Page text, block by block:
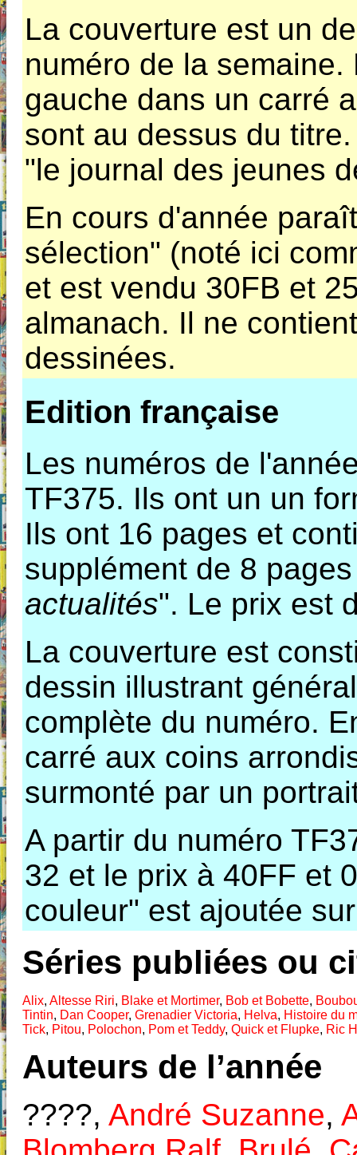
La couverture est un
numéro de la
gauche dans un carré
sont au dessus du
"le journal des jeunes
En cours d'année
sélection" (noté ici
et est vendu 30FB et
almanach. Il ne
dessinées.
Edition française
Les numéros de
TF375. Ils ont un un
Ils ont 16 pages et
supplément de 8
actualités". Le prix est
La couverture est
dessin illustrant
complète du numéro.
carré aux coins
surmonté par un
A partir du numéro
32 et le prix à 40FF et
couleur" est ajoutée
Séries publiées ou
Alix, Altesse Riri, Blake et Mortimer, Bob et Bobette,
Tintin, Dan Cooper, Grenadier Victoria, Helva, Histoire du
Tick, Pitou, Polochon, Pom et Teddy, Quick et Flupke, Ric
Auteurs de l’année
????, André Suzanne,